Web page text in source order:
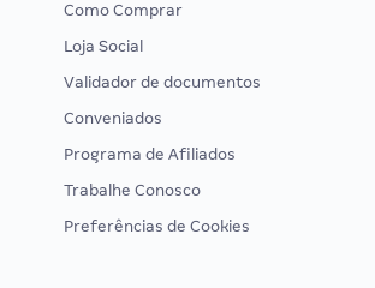
Como Comprar
Loja Social
Validador de documentos
Conveniados
Programa de Afiliados
Trabalhe Conosco
Preferências de Cookies